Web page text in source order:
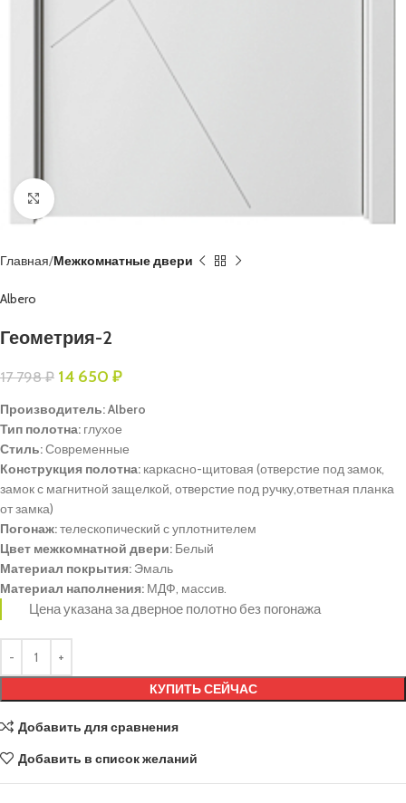
Нажмите, чтобы увеличить
Главная Межкомнатные двери
Albero
Геометрия-2
17 798₽ 14 650 ₽
Производитель: Albero
Тип полотна: глухое
Стиль:Современные
Конструкция полотна: каркасно-щитовая (отверстие под замок,
замок с магнитной защелкой, отверстие под ручку,ответная планка
от замка)
Погонаж:телескопический с уплотнителем
Цвет межкомнатной двери: Белый
Материал покрытия: Эмаль
Материал наполнения: МДФ, массив.
Цена указана за дверное полотно без погонажа
КУПИТЬ СЕЙЧАС
Добавить для сравнения
Добавить в список желаний